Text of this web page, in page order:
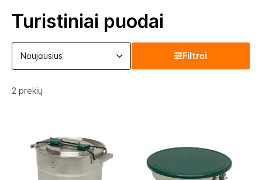
Turistiniai puodai
2 prekių
Filtrai